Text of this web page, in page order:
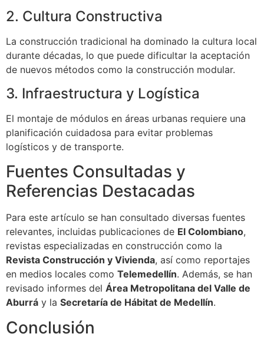
2. Cultura Constructiva
La construcción tradicional ha dominado la cultura local
durante décadas, lo que puede dificultar la aceptación
de nuevos métodos como la construcción modular.
3. Infraestructura y Logística
El montaje de módulos en áreas urbanas requiere una
planificación cuidadosa para evitar problemas
logísticos y de transporte.
Fuentes Consultadas y
Referencias Destacadas
Para este artículo se han consultado diversas fuentes
relevantes, incluidas publicaciones de El Colombiano,
revistas especializadas en construcción como la
Revista Construcción y Vivienda, así como reportajes
en medios locales como Telemedellín. Además, se han
revisado informes del Área Metropolitana del Valle de
Aburrá y la Secretaría de Hábitat de Medellín.
Conclusión